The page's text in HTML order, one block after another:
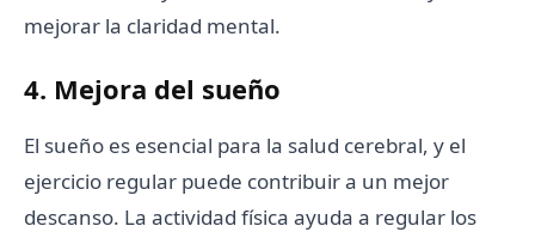
mejorar la claridad mental.
4. Mejora del sueño
El sueño es esencial para la salud cerebral, y el
ejercicio regular puede contribuir a un mejor
descanso. La actividad física ayuda a regular los